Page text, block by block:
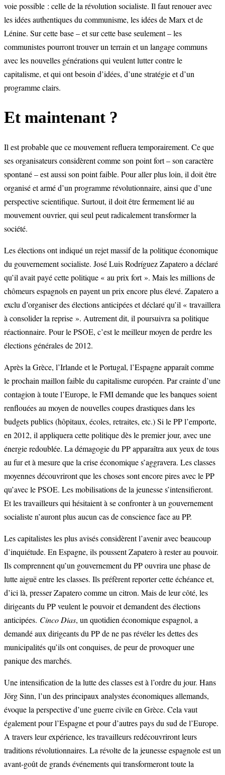
voie possible : celle de la révolution socialiste. Il faut renouer avec
les idées authentiques du communisme, les idées de Marx et de
Lénine. Sur cette base – et sur cette base seulement – les
communistes pourront trouver un terrain et un langage communs
avec les nouvelles générations qui veulent lutter contre le
capitalisme, et qui ont besoin d’idées, d’une stratégie et d’un
programme clairs.
Et maintenant ?
Il est probable que ce mouvement refluera temporairement. Ce que
ses organisateurs considèrent comme son point fort – son caractère
spontané – est aussi son point faible. Pour aller plus loin, il doit être
organisé et armé d’un programme révolutionnaire, ainsi que d’une
perspective scientifique. Surtout, il doit être fermement lié au
mouvement ouvrier, qui seul peut radicalement transformer la
société.
Les élections ont indiqué un rejet massif de la politique économique
du gouvernement socialiste. José Luis Rodríguez Zapatero a déclaré
qu’il avait payé cette politique « au prix fort ». Mais les millions de
chômeurs espagnols en payent un prix encore plus élevé. Zapatero a
exclu d’organiser des élections anticipées et déclaré qu’il « travaillera
à consolider la reprise ». Autrement dit, il poursuivra sa politique
réactionnaire. Pour le PSOE, c’est le meilleur moyen de perdre les
élections générales de 2012.
Après la Grèce, l’Irlande et le Portugal, l’Espagne apparaît comme
le prochain maillon faible du capitalisme européen. Par crainte d’une
contagion à toute l’Europe, le FMI demande que les banques soient
renflouées au moyen de nouvelles coupes drastiques dans les
budgets publics (hôpitaux, écoles, retraites, etc.) Si le PP l’emporte,
en 2012, il appliquera cette politique dès le premier jour, avec une
énergie redoublée. La démagogie du PP apparaîtra aux yeux de tous
au fur et à mesure que la crise économique s’aggravera. Les classes
moyennes découvriront que les choses sont encore pires avec le PP
qu’avec le PSOE. Les mobilisations de la jeunesse s’intensifieront.
Et les travailleurs qui hésitaient à se confronter à un gouvernement
socialiste n’auront plus aucun cas de conscience face au PP.
Les capitalistes les plus avisés considèrent l’avenir avec beaucoup
d’inquiétude. En Espagne, ils poussent Zapatero à rester au pouvoir.
Ils comprennent qu’un gouvernement du PP ouvrira une phase de
lutte aiguë entre les classes. Ils préfèrent reporter cette échéance et,
d’ici là, presser Zapatero comme un citron. Mais de leur côté, les
dirigeants du PP veulent le pouvoir et demandent des élections
anticipées. Cinco Dias, un quotidien économique espagnol, a
demandé aux dirigeants du PP de ne pas révéler les dettes des
municipalités qu’ils ont conquises, de peur de provoquer une
panique des marchés.
Une intensification de la lutte des classes est à l’ordre du jour. Hans
Jörg Sinn, l’un des principaux analystes économiques allemands,
évoque la perspective d’une guerre civile en Grèce. Cela vaut
également pour l’Espagne et pour d’autres pays du sud de l’Europe.
A travers leur expérience, les travailleurs redécouvriront leurs
traditions révolutionnaires. La révolte de la jeunesse espagnole est un
avant-goût de grands événements qui transformeront toute la